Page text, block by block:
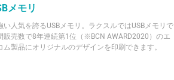
メモリ
い人気を誇るUSBメモリ。ラクスルではUSBメモリで
販売数で8年連続第1位（※BCN AWARD2020）のエ
ム製品にオリジナルのデザインを印刷できます。